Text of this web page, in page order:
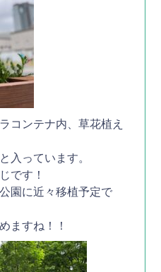
コンテナ内、草花植え
入っています。
です！
園に近々移植予定で
ますね！！